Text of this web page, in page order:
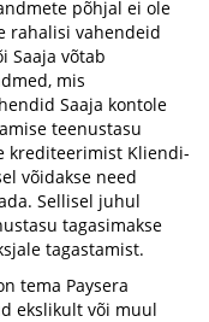
põhjal ei ole
rahalisi vahendeid
Saaja võtab
mis
Saaja kontole
teenustasu
krediteerimist Kliendi-
võidakse need
Sellisel juhul
tagasimakse
tagastamist.
tema Paysera
ekslikult või muul